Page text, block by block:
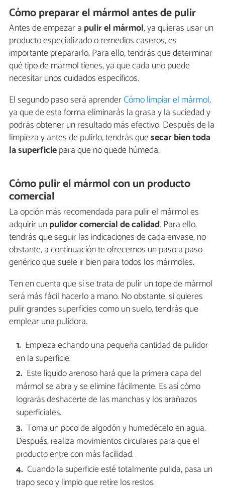
Cómo preparar el mármol antes de pulir
Antes de empezar a pulir el mármol, ya quieras usar un
producto especializado o remedios caseros, es
importante prepararlo. Para ello, tendrás que determinar
qué tipo de mármol tienes, ya que cada uno puede
necesitar unos cuidados específicos.
El segundo paso será aprenderCómo limpiar el mármol,
ya que de esta forma eliminarás la grasa y la suciedad y
podrás obtener un resultado más efectivo. Después de la
limpieza y antes de pulirlo, tendrás quesecar bien toda
la superficiepara que no quede húmeda.
Cómo pulir el mármol con un producto
comercial
La opción más recomendada para pulir el mármol es
adquirir unpulidor comercial de calidad. Para ello,
tendrás que seguir las indicaciones de cada envase, no
obstante, a continuación te ofrecemos un paso a paso
genérico que suele ir bien para todos los mármoles.
Ten en cuenta que si se trata de pulir un tope de mármol
será más fácil hacerlo a mano. No obstante, si quieres
pulir grandes superficies como un suelo, tendrás que
emplear una pulidora.
Empieza echando una pequeña cantidad de pulidor
en la superficie.
Este líquido arenoso hará que la primera capa del
mármol se abra y se elimine fácilmente. Es así cómo
lograrás deshacerte de las manchas y los arañazos
superficiales.
Toma un poco de algodón y humedécelo en agua.
Después, realiza movimientos circulares para que el
producto entre con más facilidad.
Cuando la superficie esté totalmente pulida, pasa un
trapo seco y limpio que retire los restos.